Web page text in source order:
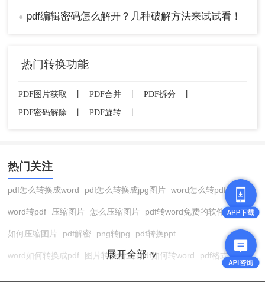
● pdf编辑密码怎么解开？几种破解方法来试试看！
热门转换功能
PDF图片获取 PDF合并 PDF拆分
PDF密码解除
PDF旋转
热门关注
pdf怎么转换成word pdf怎么转换成jpg图片 word怎么转pdf
word转pdf 压缩图片 怎么压缩图片 pdf转word免费的软件
如何压缩图片 pdf解密 png转jpg pdf转换ppt
word如何转换成pdf 图片转换格式 pdf如何转word pdf格式转换
展开全部 ∨